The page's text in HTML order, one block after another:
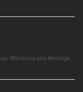
#Werbung und #Anzeige.